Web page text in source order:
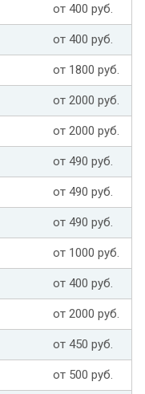
от 400 руб.
от 400 руб.
от 1800 руб.
от 2000 руб.
от 2000 руб.
от 490 руб.
от 490 руб.
от 490 руб.
от 1000 руб.
от 400 руб.
от 2000 руб.
от 450 руб.
от 500 руб.